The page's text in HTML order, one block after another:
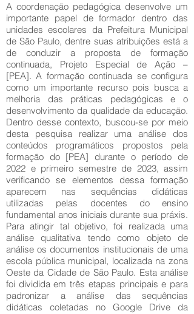
A coordenação pedagógica desenvolve um
importante papel de formador dentro das
unidades escolares da Prefeitura Municipal
de São Paulo, dentre suas atribuições está a
de conduzir a proposta de formação
continuada, Projeto Especial de Ação –
[PEA]. A formação continuada se configura
como um importante recurso pois busca a
melhoria das práticas pedagógicas e o
desenvolvimento da qualidade da educação.
Dentro desse contexto, buscou-se por meio
desta pesquisa realizar uma análise dos
conteúdos programáticos propostos pela
formação do [PEA] durante o período de
2022 e primeiro semestre de 2023, assim
verificando se elementos dessa formação
aparecem nas sequências didáticas
utilizadas pelas docentes do ensino
fundamental anos iniciais durante sua práxis.
Para atingir tal objetivo, foi realizada uma
análise qualitativa tendo como objeto de
análise os documentos institucionais de uma
escola pública municipal, localizada na zona
Oeste da Cidade de São Paulo. Esta análise
foi dividida em três etapas principais e para
padronizar a análise das sequências
didáticas coletadas no Google Drive da